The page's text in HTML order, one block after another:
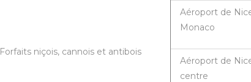
Forfaits niçois, cannois et antibois
Aéroport de
Monaco
Aéroport de
centre